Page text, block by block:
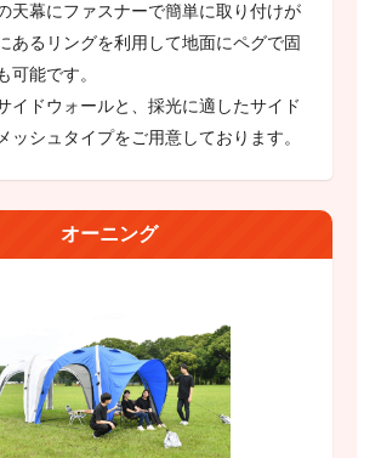
天幕にファスナーで簡単に取り付けが
あるリングを利用して地面にペグで固
可能です。
イドウォールと、採光に適したサイド
シュタイプをご用意しております。
オーニング